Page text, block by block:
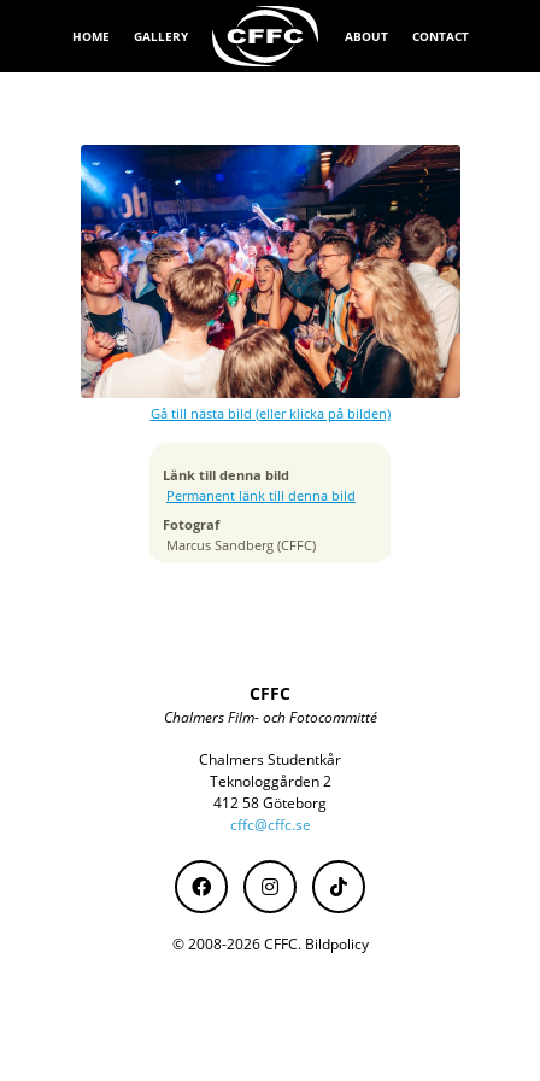
HOME GALLERY ABOUT CONTACT
Gå till nästa bild (eller klicka på bilden)
Länk till denna bild
Permanent länk till denna bild
Fotograf
Marcus Sandberg (CFFC)
Exponeringstid
1/13 sek
Bländare
f/5.0
Kamera
Canon EOS 5D Mark IV
Tagen
ISO
500
Brännvidd
24 mm
CFFC
Chalmers Film- och Fotocommitté
Chalmers Studentkår
Teknologgården 2
412 58 Göteborg
cffc@cffc.se
© 2008-2026 CFFC. Bildpolicy